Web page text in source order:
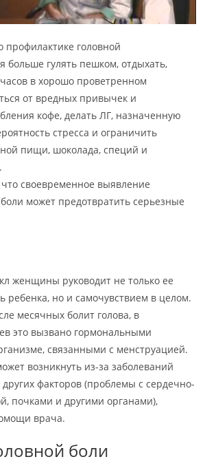
профилактике головной
больше гулять пешком, отдыхать,
в хорошо проветренном
от вредных привычек и
кофе, делать ЛГ, назначенную
стресса и ограничить
пищи, шоколада, специй и
своевременное выявление
может предотвратить серьезные
женщины руководит не только ее
ребенка, но и самочувствием в целом.
месячных болит голова, в
это вызвано гормональными
связанными с менструацией.
возникнуть из-за заболеваний
факторов (проблемы с сердечно-
почками и другими органами),
врача.
боли